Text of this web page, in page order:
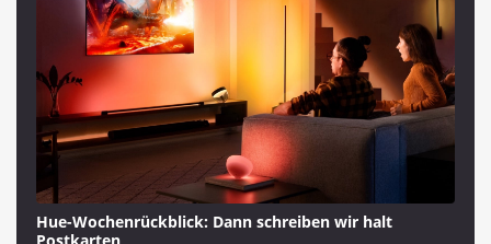
Hue-Wochenrückblick: Dann schreiben wir halt
Postkarten